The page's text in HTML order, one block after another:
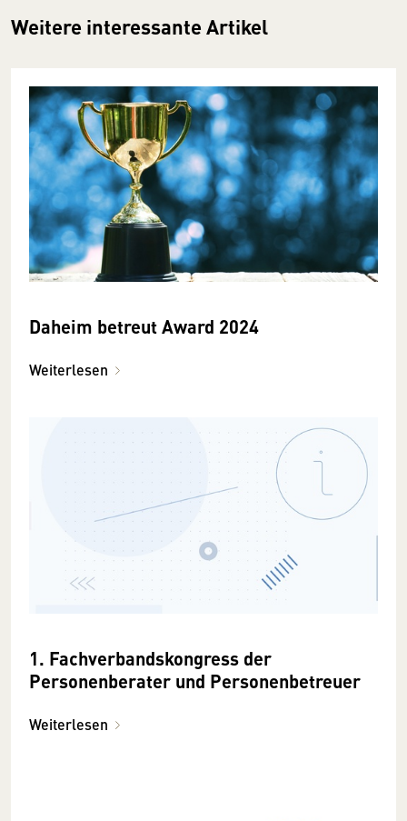
Weitere interessante Artikel
Daheim betreut Award 2024
Weiterlesen
1. Fachverbandskongress der
Personenberater und Personenbetreuer
Weiterlesen